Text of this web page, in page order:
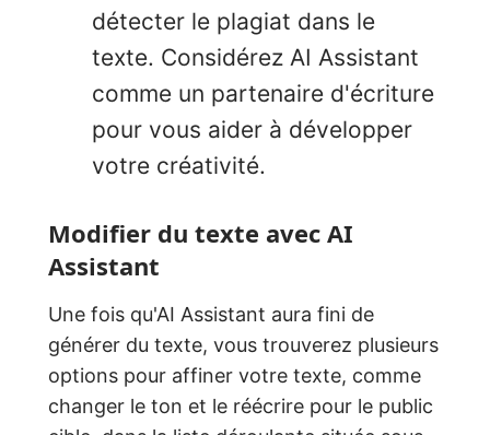
détecter le plagiat dans le
texte. Considérez AI Assistant
comme un partenaire d'écriture
pour vous aider à développer
votre créativité.
Modifier du texte avec AI
Assistant
Une fois qu'AI Assistant aura fini de
générer du texte, vous trouverez plusieurs
options pour affiner votre texte, comme
changer le ton et le réécrire pour le public